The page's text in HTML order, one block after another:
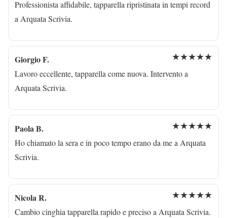
Professionista affidabile, tapparella ripristinata in tempi record
a Arquata Scrivia.
Giorgio F. ★★★★★
Lavoro eccellente, tapparella come nuova. Intervento a
Arquata Scrivia.
Paola B. ★★★★★
Ho chiamato la sera e in poco tempo erano da me a Arquata
Scrivia.
Nicola R. ★★★★★
Cambio cinghia tapparella rapido e preciso a Arquata Scrivia.